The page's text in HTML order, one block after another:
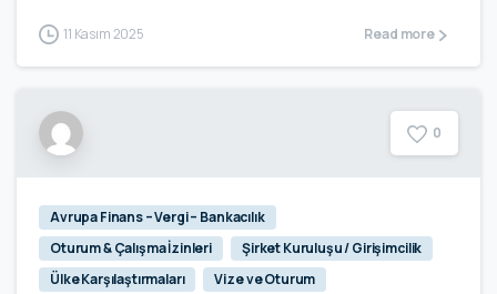
11 Kasım 2025 Read more
0
Avrupa Finans – Vergi – Bankacılık
Oturum & Çalışma İzinleri
Şirket Kuruluşu / Girişimcilik
Ülke Karşılaştırmaları
Vize ve Oturum